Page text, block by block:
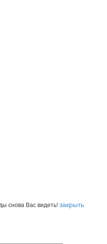
снова Вас видеть!закрыть